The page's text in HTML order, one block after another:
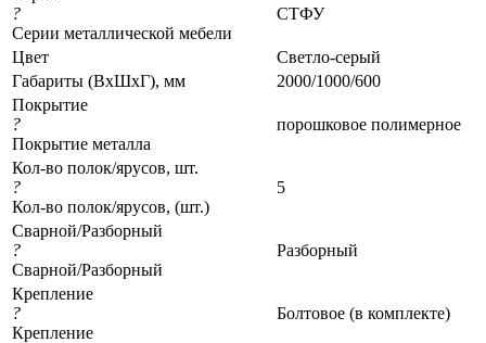
?
Серии металлической мебели
СТФУ
Цвет
Светло-серый
Габариты (ВхШхГ), мм
2000/1000/600
Покрытие
?
Покрытие металла
порошковое полимерное
Кол-во полок/ярусов, шт.
?
Кол-во полок/ярусов, (шт.)
5
Сварной/Разборный
?
Сварной/Разборный
Разборный
Крепление
?
Крепление
Болтовое (в комплекте)